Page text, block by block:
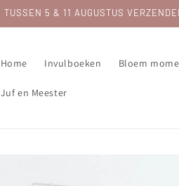
TUSSEN 5 & 11 AUGUSTUS
Home Invulboeken Bloem
Juf en Meester